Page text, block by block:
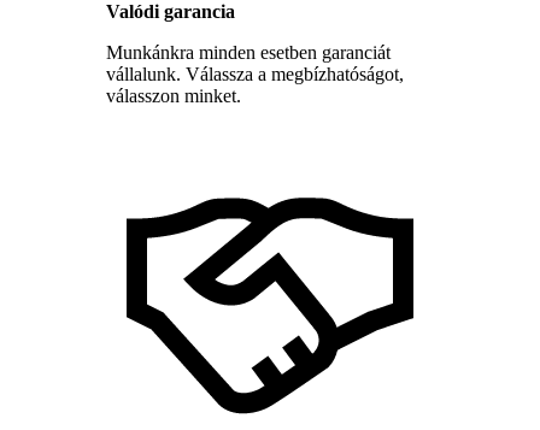
Valódi garancia
Munkánkra minden esetben garanciát
vállalunk. Válassza a megbízhatóságot,
válasszon minket.